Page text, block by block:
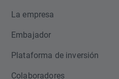
La empresa
Embajador
Plataforma de inversión
Colaboradores